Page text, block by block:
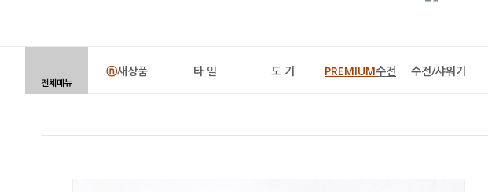
전체메뉴
ⓝ새상품 타 일 도 기 PREMIUM수전 수전/샤워기